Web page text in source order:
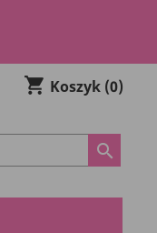
shopping_cart Koszyk (0)
search